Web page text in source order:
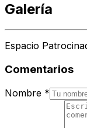
Galería
Espacio
Comentarios
Nombre *